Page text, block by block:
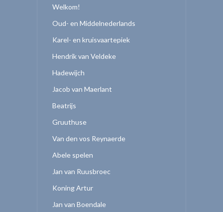
Welkom!
Oud- en Middelnederlands
Karel- en kruisvaartepiek
Hendrik van Veldeke
Hadewijch
Jacob van Maerlant
Beatrijs
Gruuthuse
Van den vos Reynaerde
Abele spelen
Jan van Ruusbroec
Koning Artur
Jan van Boendale